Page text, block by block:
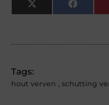
X
(Twitter)
Tags:
hout verven , schutting